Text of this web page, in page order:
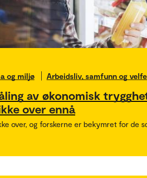
og miljø Arbeidsliv, samfunn og
av økonomisk
over ennå
over, og forskerne er bekymret for de